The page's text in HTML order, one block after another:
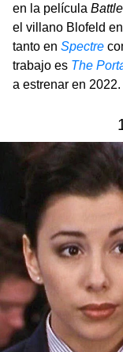
en la película
el villano Blofeld
tanto en Spectre
trabajo es The
a estrenar en 2022.